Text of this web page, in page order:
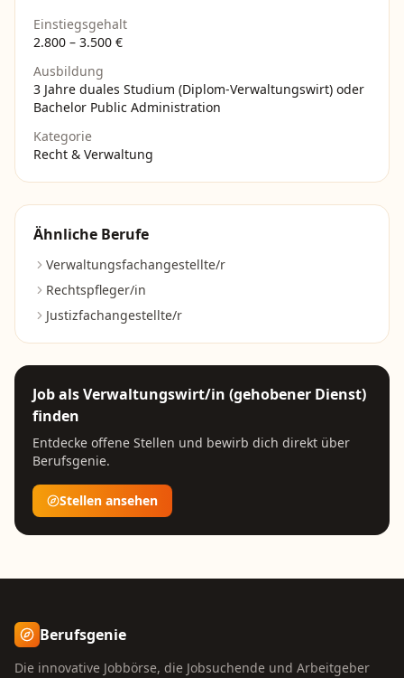
Einstiegsgehalt
2.800 – 3.500 €
Ausbildung
3 Jahre duales Studium (Diplom-Verwaltungswirt) oder
Bachelor Public Administration
Kategorie
Recht & Verwaltung
Ähnliche Berufe
Verwaltungsfachangestellte/r
Rechtspfleger/in
Justizfachangestellte/r
Job alsVerwaltungswirt/in (gehobener Dienst)
finden
Entdecke offene Stellen und bewirb dich direkt über
Berufsgenie.
Stellen ansehen
Berufsgenie
Die innovative Jobbörse, die Jobsuchende und Arbeitgeber